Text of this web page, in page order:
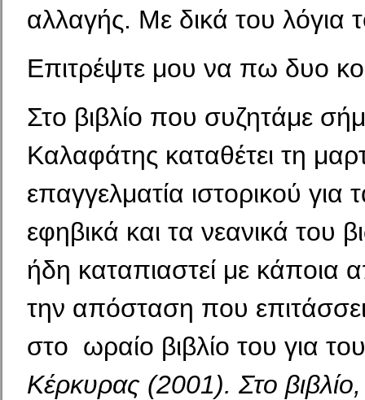
αλλαγής. Με δικά του λόγια
Επιτρέψτε μου να πω δυο
Στο βιβλίο που συζητάμε
Καλαφάτης καταθέτει τη
επαγγελματία ιστορικού για
εφηβικά και τα νεανικά του
ήδη καταπιαστεί με κάποια
την απόσταση που
στο ωραίο βιβλίο του για
Κέρκυρας (2001). Στο